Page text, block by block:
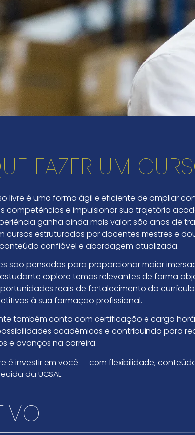
FAZER UM
livre é uma forma ágil e eficiente de ampliar
competências e impulsionar sua trajetória
ganha ainda mais valor: são anos de
cursos estruturados por docentes mestres e
confiável e abordagem atualizada.
são pensados para proporcionar maior
explore temas relevantes de forma
reais de fortalecimento do
à sua formação profissional.
também conta com certificação e carga
acadêmicas e contribuindo para
e avanços na carreira.
é investir em você — com flexibilidade,
da UCSAL.